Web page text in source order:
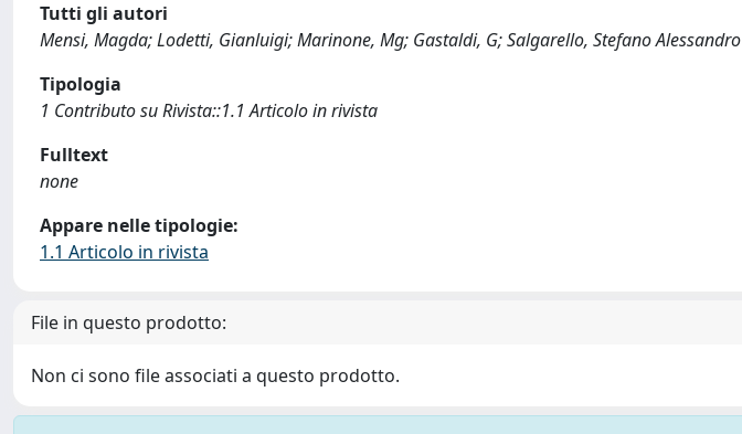
Tutti gli autori
Mensi, Magda; Lodetti, Gianluigi; Marinone, Mg; Gastaldi, G; Salgarello, Stefano Alessandro
Tipologia
1 Contributo su Rivista::1.1 Articolo in rivista
Fulltext
none
Appare nelle tipologie:
1.1 Articolo in rivista
File in questo prodotto:
Non ci sono file associati a questo prodotto.